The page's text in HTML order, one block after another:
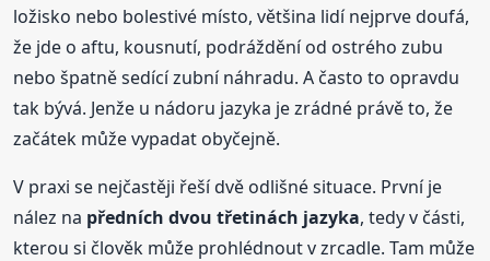
ložisko nebo bolestivé místo, většina lidí nejprve doufá,
že jde o aftu, kousnutí, podráždění od ostrého zubu
nebo špatně sedící zubní náhradu. A často to opravdu
tak bývá. Jenže u nádoru jazyka je zrádné právě to, že
začátek může vypadat obyčejně.
V praxi se nejčastěji řeší dvě odlišné situace. První je
nález na předních dvou třetinách jazyka, tedy v části,
kterou si člověk může prohlédnout v zrcadle. Tam může